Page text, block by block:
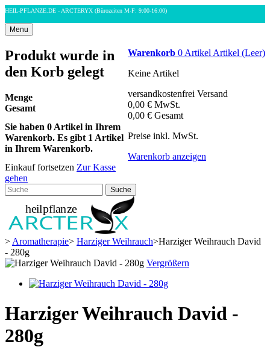
HEIL-PFLANZE.DE - ARCTERYX (Bürozeiten M-F: 9:00-16:00)
Menu
Warenkorb 0 Artikel Artikel (Leer)
Keine Artikel
versandkostenfrei Versand
0,00 € MwSt.
0,00 € Gesamt
Preise inkl. MwSt.
Warenkorb anzeigen
Produkt wurde in
den Korb gelegt
Menge
Gesamt
Sie haben 0 Artikel in Ihrem
Warenkorb. Es gibt 1 Artikel
in Ihrem Warenkorb.
Einkauf fortsetzen Zur Kasse
gehen
Suche
> Aromatherapie> Harziger Weihrauch>Harziger Weihrauch David
- 280g
Vergrößern
Harziger Weihrauch David -
280g